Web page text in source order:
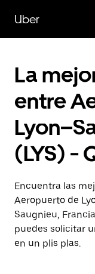
contenido
principal
Uber
La
entre
(LYS) -
Encuentra las
Aeropuerto de
Saugnieu,
puedes solicitar
en un plis plas.